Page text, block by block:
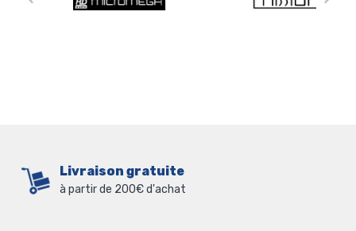
Livraison gratuite
à partir de 200€ d'achat